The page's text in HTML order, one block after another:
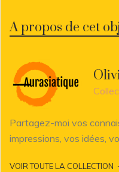
A propos de cet
Partagez-moi vos
impressions, vos idées,
VOIR TOUTE LA COLLECTION